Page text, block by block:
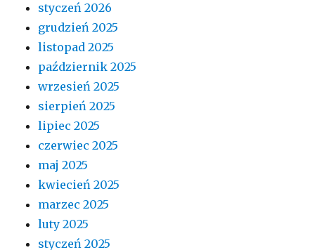
styczeń 2026
grudzień 2025
listopad 2025
październik 2025
wrzesień 2025
sierpień 2025
lipiec 2025
czerwiec 2025
maj 2025
kwiecień 2025
marzec 2025
luty 2025
styczeń 2025